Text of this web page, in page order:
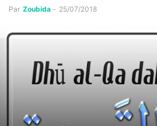
Par Zoubida - 25/07/2018